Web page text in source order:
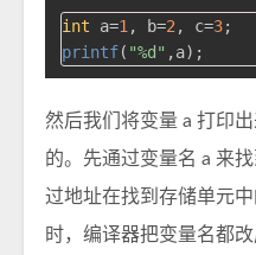
int a=1 , b=2 , c=3
printf( "%d"
然后我们将变量 a 打印
的。先通过变量名 a 来
过地址在找到存储单元
时，编译器把变量名都